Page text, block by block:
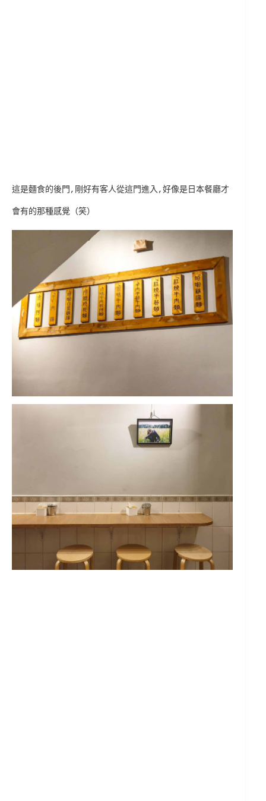
這是麵食的後門,剛好有客人從這門進入,好像是日本餐廳才
會有的那種感覺（笑）